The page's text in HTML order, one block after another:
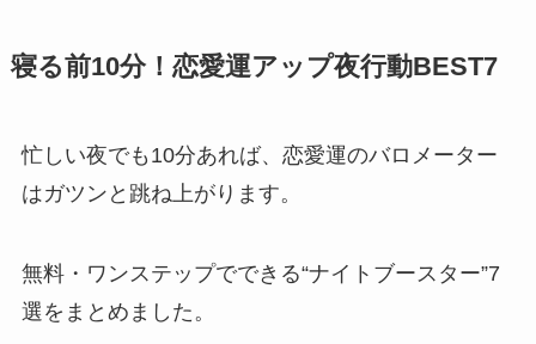
寝る前10分！恋愛運アップ夜行動BEST7
忙しい夜でも10分あれば、恋愛運のバロメーター
はガツンと跳ね上がります。
無料・ワンステップでできる“ナイトブースター”7
選をまとめました。